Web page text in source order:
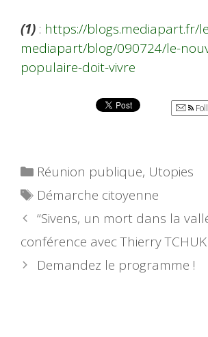
(1) : https://blogs.mediapart.fr/
mediapart/blog/090724/le-
populaire-doit-vivre
Catégories
Réunion publique, Utopies
Étiquettes
Démarche citoyenne
“Sivens, un mort dans la
conférence avec Thierry
Demandez le programme !